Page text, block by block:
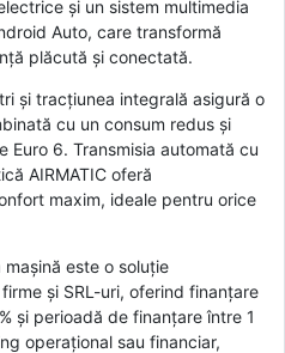
și un sistem multimedia
Auto, care transformă
plăcută și conectată.
și tracțiunea integrală asigură o
cu un consum redus și
Euro 6. Transmisia automată cu
AIRMATIC oferă
maxim, ideale pentru orice
este o soluție
și SRL-uri, oferind finanțare
și perioadă de finanțare între 1
operațional sau financiar,